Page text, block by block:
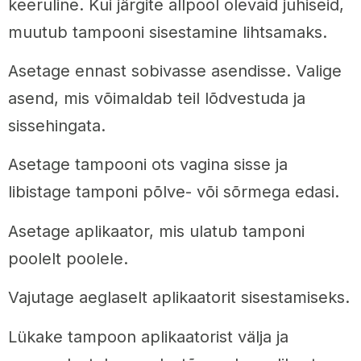
keeruline. Kui järgite allpool olevaid juhiseid,
muutub tampooni sisestamine lihtsamaks.
Asetage ennast sobivasse asendisse. Valige
asend, mis võimaldab teil lõdvestuda ja
sissehingata.
Asetage tampooni ots vagina sisse ja
libistage tamponi põlve- või sõrmega edasi.
Asetage aplikaator, mis ulatub tamponi
poolelt poolele.
Vajutage aeglaselt aplikaatorit sisestamiseks.
Lükake tampoon aplikaatorist välja ja